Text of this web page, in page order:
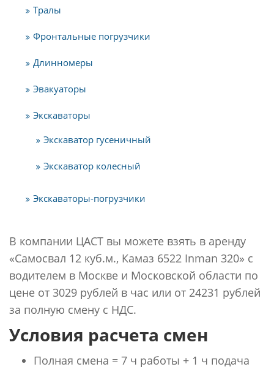
Тралы
Фронтальные погрузчики
Длинномеры
Эвакуаторы
Экскаваторы
Экскаватор гусеничный
Экскаватор колесный
Экскаваторы-погрузчики
В компании ЦАСТ вы можете взять в аренду
«Самосвал 12 куб.м., Камаз 6522 Inman 320» с
водителем в Москве и Московской области по
цене от 3029 рублей в час или от 24231 рублей
за полную смену с НДС.
Условия расчета смен
Полная смена = 7 ч работы + 1 ч подача